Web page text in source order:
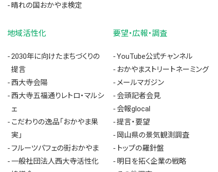
晴れの国おかやま検定
地域活性化
2030年に向けたまちづくりの
提言
西大寺会陽
西大寺五福通りレトロ・マルシ
ェ
こだわりの逸品「おかやま果
実」
フルーツパフェの街おかやま
一般社団法人西大寺活性化
要望・広報・調査
YouTube公式チャンネル
おかやまストリートネーミング
メールマガジン
会頭記者会見
会報glocal
提言・要望
岡山県の景気観測調査
トップの羅針盤
明日を拓く企業の戦略